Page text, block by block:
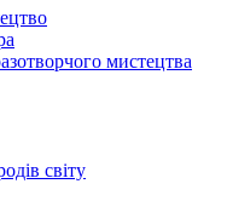
мистецтва
світу